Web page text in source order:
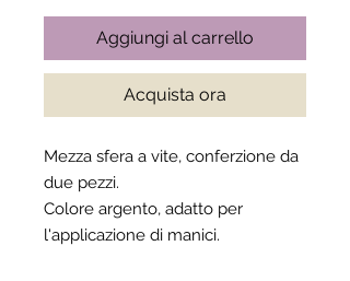
Aggiungi al carrello
Acquista ora
Mezza sfera a vite, conferzione da
due pezzi.
Colore argento, adatto per
l'applicazione di manici.